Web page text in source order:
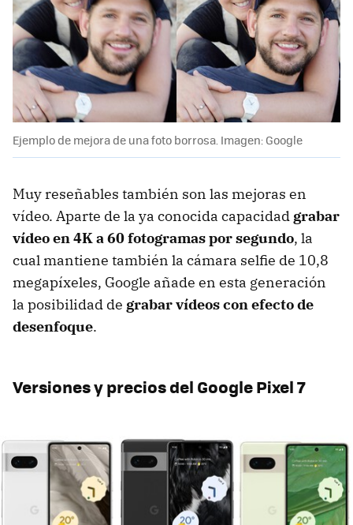
Ejemplo de mejora de una foto borrosa. Imagen: Google
Muy reseñables también son las mejoras en
vídeo. Aparte de la ya conocida capacidad grabar
vídeo en 4K a 60 fotogramas por segundo, la
cual mantiene también la cámara selfie de 10,8
megapíxeles, Google añade en esta generación
la posibilidad de grabar vídeos con efecto de
desenfoque.
Versiones y precios del Google Pixel 7